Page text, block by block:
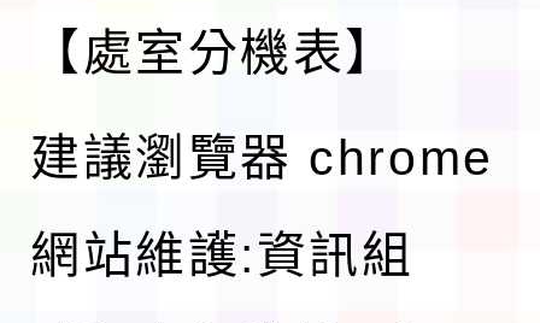
【處室分機表】
建議瀏覽器 chrome
網站維護:資訊組